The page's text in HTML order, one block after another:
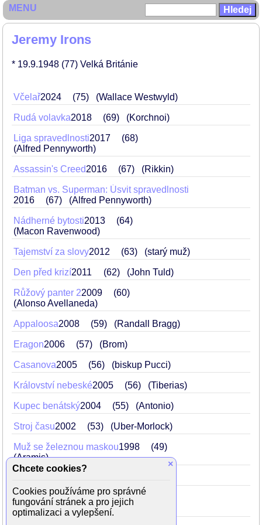
Jeremy Irons
* 19.9.1948 (77) Velká Británie
Včelař2024 75 (Wallace Westwyld)
Rudá volavka2018 69 (Korchnoi)
Liga spravedlnosti2017
68
(Alfred Pennyworth)
Assassin's Creed2016 67 (Rikkin)
Batman vs. Superman: Úsvit spravedlnosti
2016
67 (Alfred Pennyworth)
Nádherné bytosti2013
64
(Macon Ravenwood)
Tajemství za slovy2012 63 (starý muž)
Den před krizí2011 62 (John Tuld)
Růžový panter 22009
60
(Alonso Avellaneda)
Appaloosa2008 59 (Randall Bragg)
Eragon2006 57 (Brom)
Casanova2005 56 (biskup Pucci)
Království nebeské2005 56 (Tiberias)
Kupec benátský2004 55 (Antonio)
Stroj času2002 53 (Uber-Morlock)
Muž se železnou maskou1998
49
(Aramis)
Smrtonosná past 31995
46
(Simon Peter Gruber)
MENU
×
Chcete cookies?
Cookies používáme pro správné
fungování stránek a pro jejich
optimalizaci a vylepšení.